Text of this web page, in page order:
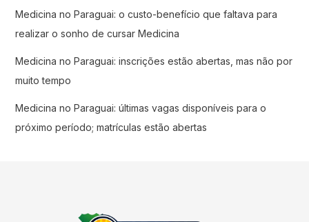
Medicina no Paraguai: o custo-benefício que faltava para
realizar o sonho de cursar Medicina
Medicina no Paraguai: inscrições estão abertas, mas não por
muito tempo
Medicina no Paraguai: últimas vagas disponíveis para o
próximo período; matrículas estão abertas